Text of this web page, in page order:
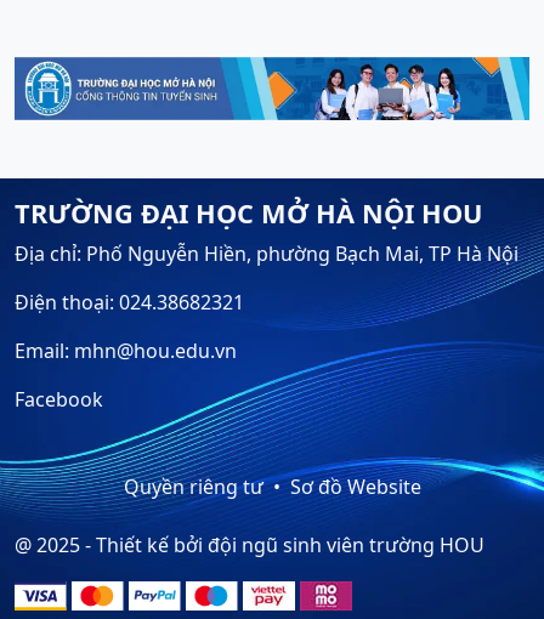
TRƯỜNG ĐẠI HỌC MỞ HÀ NỘI HOU
Địa chỉ: Phố Nguyễn Hiền, phường Bạch Mai, TP Hà Nội
Điện thoại: 024.38682321
Email: mhn@hou.edu.vn
Facebook
Quyền riêng tư Sơ đồ Website
@ 2025 - Thiết kế bởi đội ngũ sinh viên trường HOU